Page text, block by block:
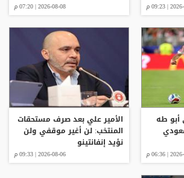
| 09:23 م 2026-08-08 | 07:20 م
أبو طه
| 06:36 م
الأمير علي بعد صرف مستحقات
المنتخب: لن أغير موقفي ولن
نؤيد إنفانتينو
2026-08-06 | 09:33 م